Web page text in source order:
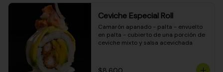
Ceviche Especial Roll
Camarón apanado - palta - envuelto
en palta - cubierto de una porción de
ceviche mixto y salsa acevichada